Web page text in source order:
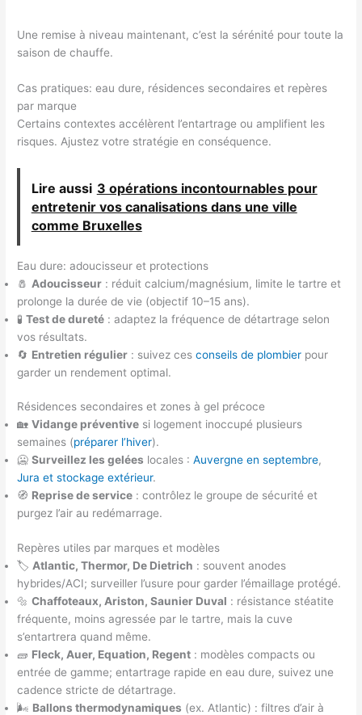
Une remise à niveau maintenant, c’est la sérénité pour toute la
saison de chauffe.
Cas pratiques: eau dure, résidences secondaires et repères
par marque
Certains contextes accélèrent l’entartrage ou amplifient les
risques. Ajustez votre stratégie en conséquence.
Lire aussi 3 opérations incontournables pour
entretenir vos canalisations dans une ville
comme Bruxelles
Eau dure: adoucisseur et protections
🧂 Adoucisseur : réduit calcium/magnésium, limite le tartre et
prolonge la durée de vie (objectif 10–15 ans).
🧪Test de dureté : adaptez la fréquence de détartrage selon
vos résultats.
🔄 Entretien régulier : suivez cesconseils de plombier pour
garder un rendement optimal.
Résidences secondaires et zones à gel précoce
🏡Vidange préventive si logement inoccupé plusieurs
semaines (préparer l’hiver).
🥶Surveillez les gelées locales :Auvergne en septembre,
Jura et stockage extérieur.
🧭 Reprise de service : contrôlez le groupe de sécurité et
purgez l’air au redémarrage.
Repères utiles par marques et modèles
🏷️ Atlantic, Thermor, De Dietrich : souvent anodes
hybrides/ACI; surveiller l’usure pour garder l’émaillage protégé.
🔩Chaffoteaux, Ariston, Saunier Duval : résistance stéatite
fréquente, moins agressée par le tartre, mais la cuve
s’entartrera quand même.
🧱 Fleck, Auer, Equation, Regent : modèles compacts ou
entrée de gamme; entartrage rapide en eau dure, suivez une
cadence stricte de détartrage.
🌬️ Ballons thermodynamiques (ex. Atlantic) : filtres d’air à